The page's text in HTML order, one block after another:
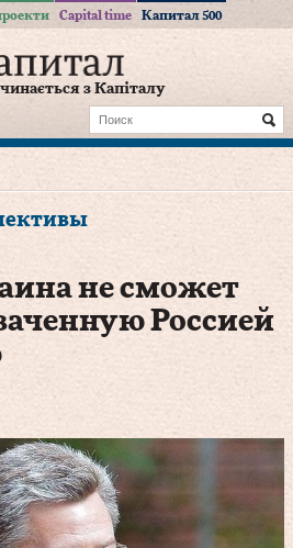
Capital time Капитал 500
з Капіталу
не сможет
Россией